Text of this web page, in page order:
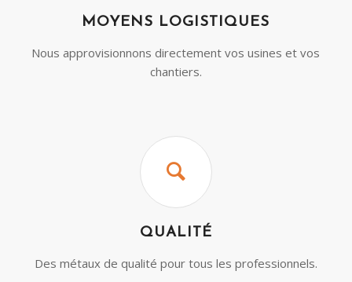
MOYENS LOGISTIQUES
Nous approvisionnons directement vos usines et vos
chantiers.
QUALITÉ
Des métaux de qualité pour tous les professionnels.